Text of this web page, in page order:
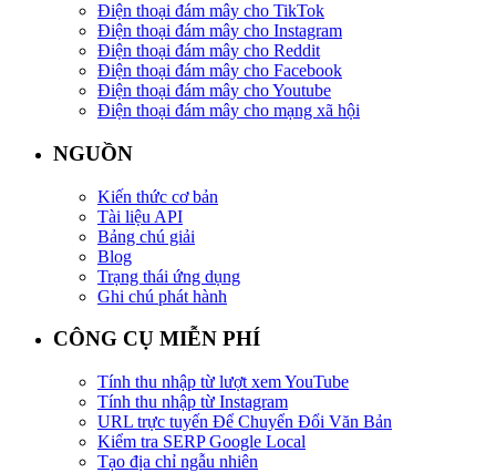
Điện thoại đám mây cho TikTok
Điện thoại đám mây cho Instagram
Điện thoại đám mây cho Reddit
Điện thoại đám mây cho Facebook
Điện thoại đám mây cho Youtube
Điện thoại đám mây cho mạng xã hội
NGUỒN
Kiến thức cơ bản
Tài liệu API
Bảng chú giải
Blog
Trạng thái ứng dụng
Ghi chú phát hành
CÔNG CỤ MIỄN PHÍ
Tính thu nhập từ lượt xem YouTube
Tính thu nhập từ Instagram
URL trực tuyến Để Chuyển Đổi Văn Bản
Kiểm tra SERP Google Local
Tạo địa chỉ ngẫu nhiên